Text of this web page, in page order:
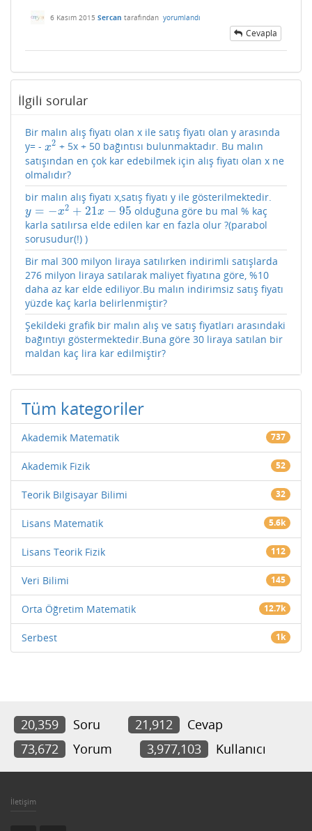
6 Kasım 2015 Sercan tarafından yorumlandı
Cevapla
İlgili sorular
Bir malın alış fiyatı olan x ile satış fiyatı olan y arasında
y= - x2
x2 + 5x + 50 bağıntısı bulunmaktadır. Bu malın
satışından en çok kar edebilmek için alış fiyatı olan x ne
olmalıdır?
bir malın alış fiyatı x,satış fiyatı y ile gösterilmektedir.
y = −x2 + 21x − 95
y= −x 2+21x −95
olduğuna göre bu mal % kaç
karla satılırsa elde edilen kar en fazla olur ?(parabol
sorusudur(!) )
Bir mal 300 milyon liraya satılırken indirimli satışlarda
276 milyon liraya satılarak maliyet fiyatına göre, %10
daha az kar elde ediliyor.Bu malın indirimsiz satış fiyatı
yüzde kaç karla belirlenmiştir?
Şekildeki grafik bir malın alış ve satış fiyatları arasındaki
bağıntıyı göstermektedir.Buna göre 30 liraya satılan bir
maldan kaç lira kar edilmiştir?
Tüm kategoriler
Akademik Matematik 737
Akademik Fizik 52
Teorik Bilgisayar Bilimi 32
Lisans Matematik 5.6k
Lisans Teorik Fizik 112
Veri Bilimi 145
Orta Öğretim Matematik 12.7k
Serbest 1k
20,359 Soru 21,912
Cevap
73,672
Yorum 3,977,103 Kullanıcı
İletişim